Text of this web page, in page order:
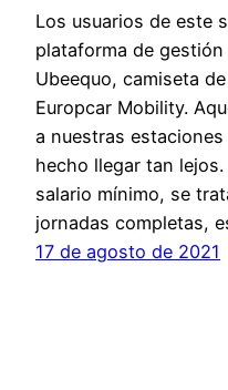
Los usuarios de este
plataforma de
Ubeequo, camiseta
Europcar Mobility.
a nuestras
hecho llegar tan
salario mínimo, se
jornadas completas,
17 de agosto de 2021